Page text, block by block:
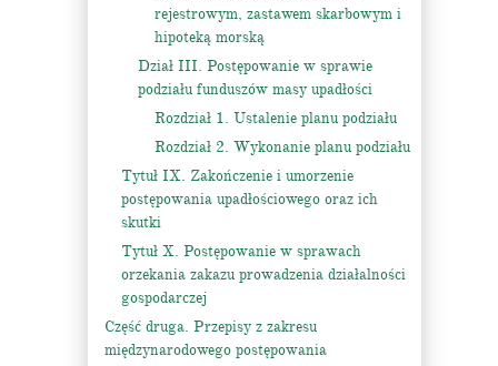
rejestrowym, zastawem skarbowym i
hipoteką morską
Dział III. Postępowanie w sprawie
podziału funduszów masy upadłości
Rozdział 1. Ustalenie planu podziału
Rozdział 2. Wykonanie planu podziału
Tytuł IX. Zakończenie i umorzenie
postępowania upadłościowego oraz ich
skutki
Tytuł X. Postępowanie w sprawach
orzekania zakazu prowadzenia działalności
gospodarczej
Część druga. Przepisy z zakresu
międzynarodowego postępowania